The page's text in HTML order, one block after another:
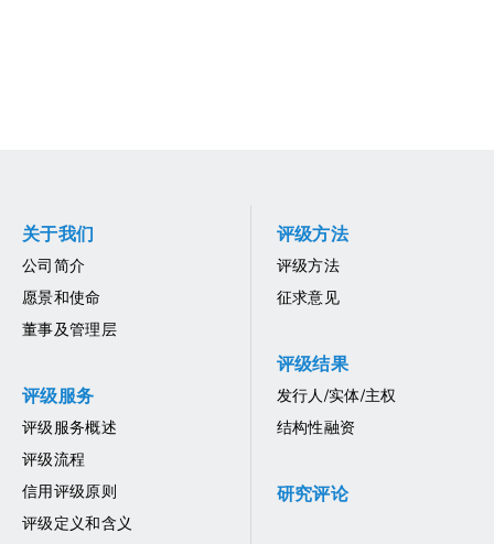
关于我们
公司简介
愿景和使命
董事及管理层
评级服务
评级服务概述
评级流程
信用评级原则
评级定义和含义
评级方法
评级方法
征求意见
评级结果
发行人/实体/主权
结构性融资
研究评论